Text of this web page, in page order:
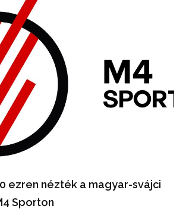
ezren nézték a magyar-svájci
Sporton